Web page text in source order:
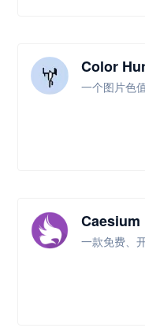
Color
一个图片色
一款免费、